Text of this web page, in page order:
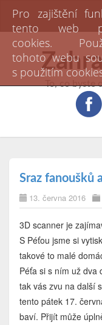
To, co byste
Sraz fanoušků
13. června 2016
3D scanner je
S Péťou jsme si
takové to malé
Péťa si s ním už dva
tak vás zvu na další
tento pátek 17.
baví. Přijít může
Pro zajištění
tento web
cookies.
tohoto webu
s použitím